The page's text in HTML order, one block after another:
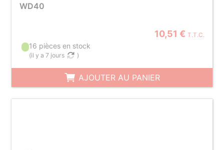
WD40
10,51 € T.T.C.
16 pièces en stock
(il y a 7 jours )
AJOUTER AU PANIER